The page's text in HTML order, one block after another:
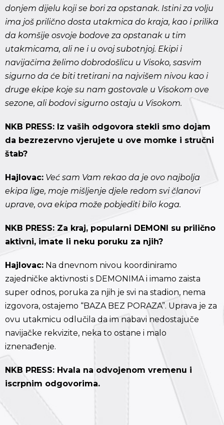
donjem dijelu koji se bori za opstanak. Istini za volju
ima još prilično dosta utakmica do kraja, kao i prilika
da komšije osvoje bodove za opstanak u tim
utakmicama, ali ne i u ovoj subotnjoj. Ekipi i
navijačima želimo dobrodošlicu u Visoko, sasvim
sigurno da će biti tretirani na najvišem nivou kao i
druge ekipe koje su nam gostovale u Visokom ove
sezone, ali bodovi sigurno ostaju u Visokom.
NKB PRESS: Iz vaših odgovora stekli smo dojam
da bezrezervno vjerujete u ove momke i stručni
štab?
Hajlovac: Već sam Vam rekao da je ovo najbolja
ekipa lige, moje mišljenje djele redom svi članovi
uprave, ova ekipa može pobjediti bilo koga.
NKB PRESS: Za kraj, popularni DEMONI su prilično
aktivni, imate li neku poruku za njih?
Hajlovac: Na dnevnom nivou koordiniramo
zajedničke aktivnosti s DEMONIMA i imamo zaista
super odnos, poruka za njih je svi na stadion, nema
izgovora, ostajemo “BAZA BEZ PORAZA”. Uprava je za
ovu utakmicu odlučila da im nabavi nedostajuče
navijačke rekvizite, neka to ostane i malo
iznenađenje.
NKB PRESS: Hvala na odvojenom vremenu i
iscrpnim odgovorima.